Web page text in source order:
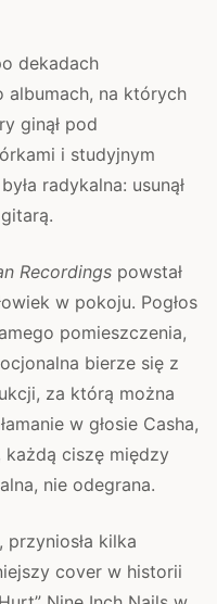
dekadach
na których
ginął pod
i studyjnym
radykalna: usunął
Recordings powstał
w pokoju. Pogłos
pomieszczenia,
bierze się z
za którą można
w głosie Casha,
każdą ciszę między
nie odegrana.
przyniosła kilka
cover w historii